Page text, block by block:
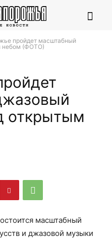
пройдет масштабный
небом (ФОТО)
открытым
масштабный
и джазовой музыки